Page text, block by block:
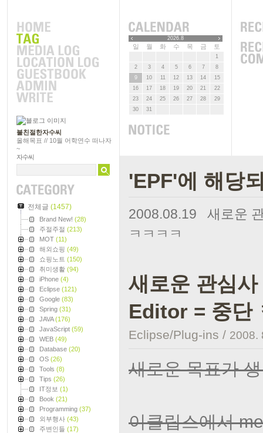
불친절한자수씨
올해목표 // 10월 어학연수 떠나자
~
자수씨
전체글 (1457)
Brand New! (28)
주절주절 (213)
MOT (11)
해외쇼핑 (49)
쇼핑노트 (150)
취미생활 (94)
iPhone (4)
Eclipse (121)
Google (83)
Spring (31)
JAVA(176)
JavaScript (59)
WEB (49)
Database (20)
OS (26)
Tools (8)
Tips (26)
IT정보 (1)
Book (21)
Programming (37)
외부행사 (43)
주변인들 (17)
2026.8
일 월 화 수 목 금 토
1
2
3 4 5 6 7
8
9
10 11 12 13 14
15
16
17 18 19 20 21
22
23
24 25 26 27 28
29
30
31
'EPF'에 해당
2008.08.19
새로운
ㅋㅋㅋㅋ
새로운 관심
Editor = 중단
Eclipse/Plug-ins / 2008.
새로운 목표가
이클립스에서